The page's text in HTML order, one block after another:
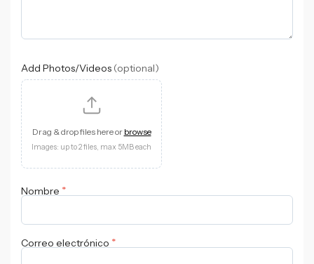
Add Photos/Videos (optional)
Drag & drop files here or browse
Images: up to 2 files, max 5MB each
Nombre *
Correo electrónico *